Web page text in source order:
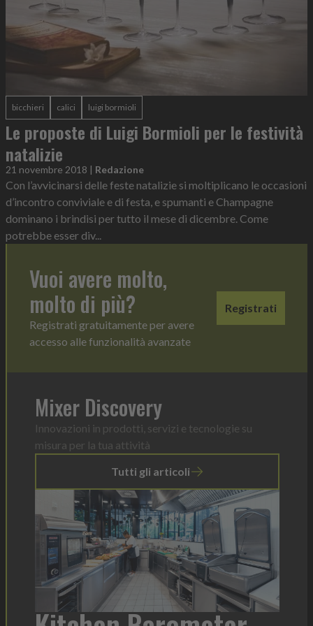
bicchieri calici luigi bormioli
Le proposte di Luigi Bormioli per le festività
natalizie
21 novembre 2018 | Redazione
Con l’avvicinarsi delle feste natalizie si moltiplicano le occasioni
d’incontro conviviale e di festa, e spumanti e Champagne
dominano i brindisi per tutto il mese di dicembre. Come
potrebbe esser div...
Vuoi avere molto,
molto di più?
Registrati gratuitamente per avere
accesso alle funzionalità avanzate
Registrati
Mixer Discovery
Innovazioni in prodotti, servizi e tecnologie su
misura per la tua attività
Tutti gli articoli